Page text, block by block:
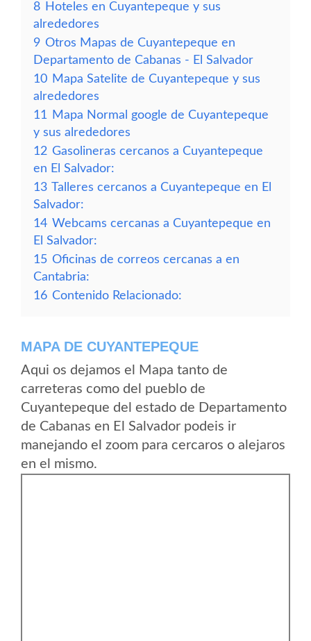
8 Hoteles en Cuyantepeque y sus
alrededores
9 Otros Mapas de Cuyantepeque en
Departamento de Cabanas - El Salvador
10 Mapa Satelite de Cuyantepeque y sus
alrededores
11
Mapa Normal google de Cuyantepeque
y sus alrededores
12 Gasolineras cercanos a Cuyantepeque
en El Salvador:
13 Talleres cercanos a Cuyantepeque en El
Salvador:
14 Webcams cercanas a Cuyantepeque en
El Salvador:
15 Oficinas de correos cercanas a en
Cantabria:
16 Contenido Relacionado:
MAPA DE CUYANTEPEQUE
Aqui os dejamos el Mapa tanto de
carreteras como del pueblo de
Cuyantepeque del estado de Departamento
de Cabanas en El Salvador podeis ir
manejando el zoom para cercaros o alejaros
en el mismo.